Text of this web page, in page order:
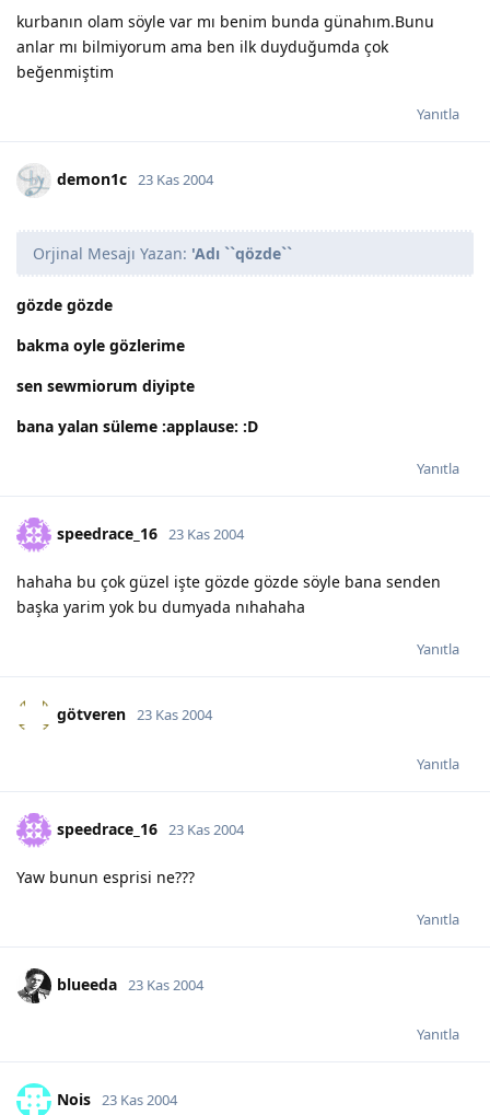
kurbanın olam söyle var mı benim bunda günahım.Bunu
anlar mı bilmiyorum ama ben ilk duyduğumda çok
beğenmiştim
Yanıtla
demon1c 23 Kas 2004
Orjinal Mesajı Yazan: 'Adı ``qözde``
gözde gözde
bakma oyle gözlerime
sen sewmiorum diyipte
bana yalan süleme :applause: :D
Yanıtla
speedrace_16 23 Kas 2004
hahaha bu çok güzel işte gözde gözde söyle bana senden
başka yarim yok bu dumyada nıhahaha
Yanıtla
götveren 23 Kas 2004
Yanıtla
speedrace_16 23 Kas 2004
Yaw bunun esprisi ne???
Yanıtla
blueeda 23 Kas 2004
Yanıtla
Nois 23 Kas 2004